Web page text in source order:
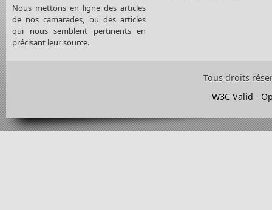
Nous mettons en ligne des articles
de nos camarades, ou des articles
qui nous semblent pertinents en
précisant leur source.
Tous droits
W3C Valid -